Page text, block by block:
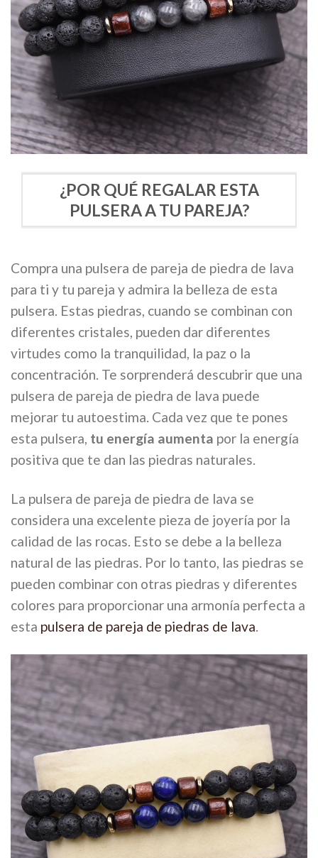
¿POR QUÉ REGALAR ESTA
PULSERA A TU PAREJA?
Compra una pulsera de pareja de piedra de lava
para ti y tu pareja y admira la belleza de esta
pulsera. Estas piedras, cuando se combinan con
diferentes cristales, pueden dar diferentes
virtudes como la tranquilidad, la paz o la
concentración. Te sorprenderá descubrir que una
pulsera de pareja de piedra de lava puede
mejorar tu autoestima. Cada vez que te pones
esta pulsera, tu energía aumenta por la energía
positiva que te dan las piedras naturales.
La pulsera de pareja de piedra de lava se
considera una excelente pieza de joyería por la
calidad de las rocas. Esto se debe a la belleza
natural de las piedras. Por lo tanto, las piedras se
pueden combinar con otras piedras y diferentes
colores para proporcionar una armonía perfecta a
esta pulsera de pareja de piedras de lava